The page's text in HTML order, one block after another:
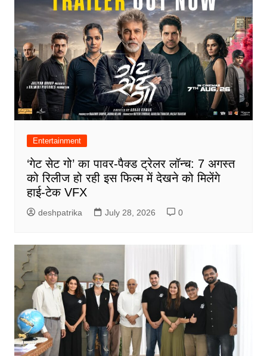
Entertainment
‘गेट सेट गो’ का पावर-पैक्ड ट्रेलर लॉन्च: 7 अगस्त
को रिलीज हो रही इस फिल्म में देखने को मिलेंगे
हाई-टेक VFX
deshpatrika July 28, 2026 0